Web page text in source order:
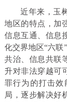
近年来，玉
地区的特点，加
信息互通、信息
化交界地区“六联
共治、信息共联
升对非法穿越可
罪行为的打击效
局，逐步解决好